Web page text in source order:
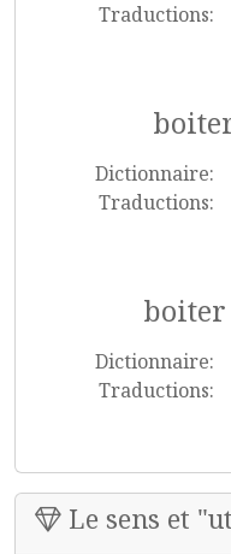
Traductions:
Dictionnaire:
Traductions:
boiter
Dictionnaire:
Traductions:
Le sens et